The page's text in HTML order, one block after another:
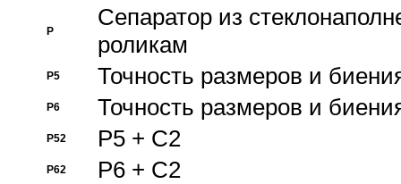
P
Cепаратор из
роликам
P5 Точность размеров и
P6 Точность размеров и
P52 P5 + C2
P62 P6 + C2